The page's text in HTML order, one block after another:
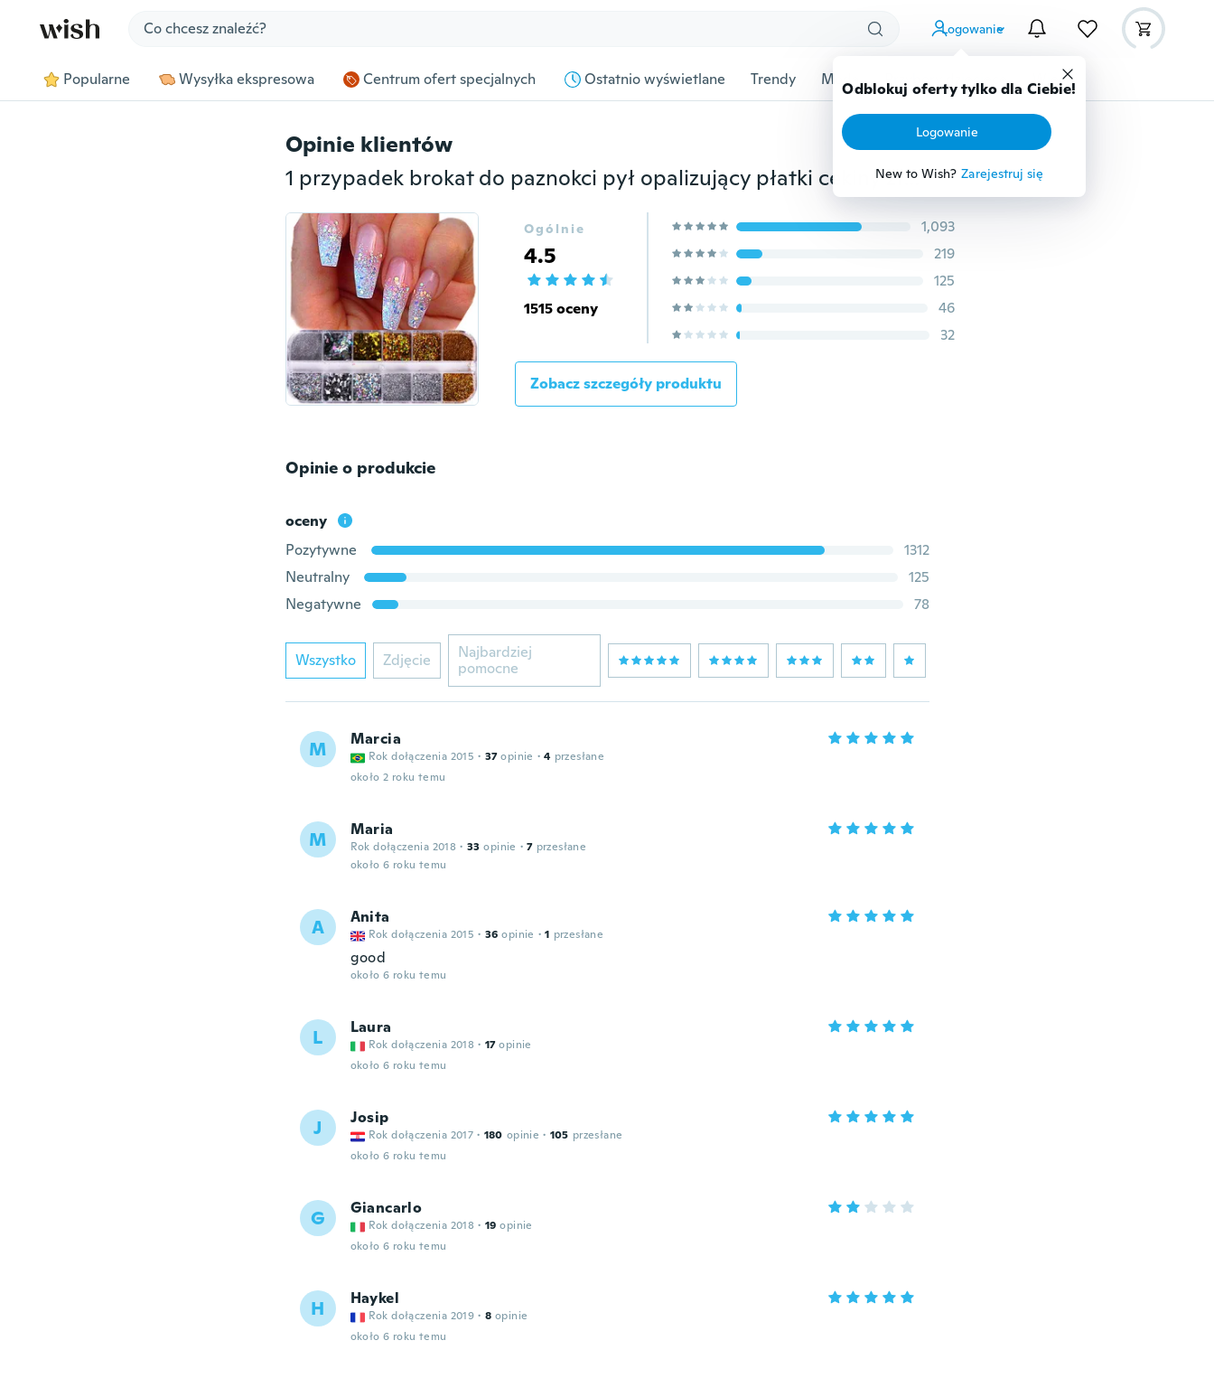
Logowanie
Odblokuj oferty tylko dla Ciebie!
Logowanie
New to Wish? Zarejestruj się
Popularne Wysyłka ekspresowa Centrum ofert specjalnych Ostatnio wyświetlane Trendy Moda Przybory dziecięce Więcej
Opinie klientów
1 przypadek brokat do paznokci pył opalizujący płatki cekiny złoty srebrny super lśniący błyskotka zdobienie paznokci Manicure dekoracja
Ogólnie
4.5
1515 oceny
1,093
219
125
46
32
Zobacz szczegóły produktu
Opinie o produkcie
oceny
Pozytywne
1312
Neutralny
125
Negatywne
78
Wszystko Zdjęcie
Najbardziej
pomocne
M Marcia
Rok dołączenia 2015 · 37 opinie · 4 przesłane
około 2 roku temu
M Maria
Rok dołączenia 2018 · 33 opinie · 7 przesłane
około 6 roku temu
A Anita
Rok dołączenia 2015 · 36 opinie · 1 przesłane
good
około 6 roku temu
L Laura
Rok dołączenia 2018 · 17 opinie
około 6 roku temu
J Josip
Rok dołączenia 2017 · 180 opinie · 105 przesłane
około 6 roku temu
G Giancarlo
Rok dołączenia 2018 · 19 opinie
około 6 roku temu
H Haykel
Rok dołączenia 2019 · 8 opinie
około 6 roku temu